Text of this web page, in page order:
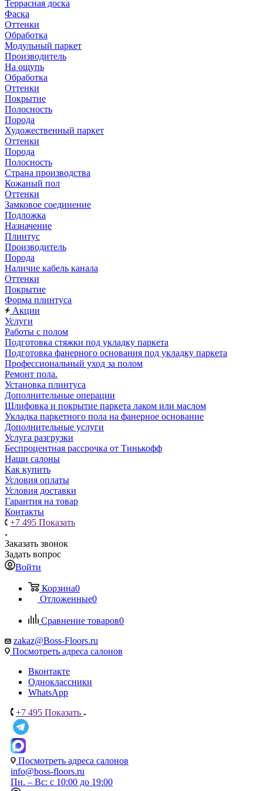
Террасная доска
Фаска
Оттенки
Обработка
Модульный паркет
Производитель
На ощупь
Обработка
Оттенки
Покрытие
Полосность
Порода
Художественный паркет
Оттенки
Порода
Полосность
Страна производства
Кожаный пол
Оттенки
Замковое соединение
Подложка
Назначение
Плинтус
Производитель
Порода
Наличие кабель канала
Оттенки
Покрытие
Форма плинтуса
Акции
Услуги
Работы с полом
Подготовка стяжки под укладку паркета
Подготовка фанерного основания под укладку паркета
Профессиональный уход за полом
Ремонт пола.
Установка плинтуса
Дополнительные операции
Шлифовка и покрытие паркета лаком или маслом
Укладка паркетного пола на фанерное основание
Дополнительные услуги
Услуга разгрузки
Беспроцентная рассрочка от Тинькофф
Наши салоны
Как купить
Условия оплаты
Условия доставки
Гарантия на товар
Контакты
+7 495 Показать
Заказать звонок
Задать вопрос
Войти
Корзина0
Отложенные0
Сравнение товаров0
zakaz@Boss-Floors.ru
Посмотреть адреса салонов
Вконтакте
Одноклассники
WhatsApp
+7 495 Показать
Посмотреть адреса салонов
info@boss-floors.ru
Пн. – Вс: с 10:00 до 19:00